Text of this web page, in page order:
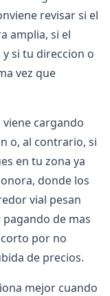
revisar si el
amplia, si el
si tu direccion o
vez que
viene cargando
o, al contrario, si
en tu zona ya
donde los
vial pesan
de mas
por no
de precios.
mejor cuando